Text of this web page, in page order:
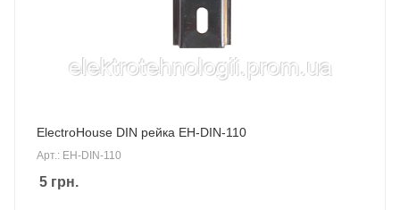
ElectroHouse DIN рейка EH-DIN-110
Арт.: EH-DIN-110
5 грн.